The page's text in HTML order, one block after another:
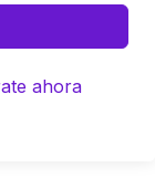
ahora